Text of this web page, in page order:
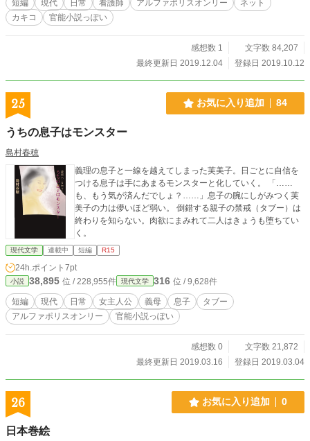
短編 現代 日常 看護師 アルファポリスオンリー
ネット
カキコ
官能小説っぽい
感想数 1
文字数 84,207
最終更新日 2019.12.04
登録日 2019.10.12
25 お気に入り追加 84
うちの息子はモンスター
島村春穂
義理の息子と一線を越えてしまった芙美子。日ごとに自信を
つける息子は手にあまるモンスターと化していく。 「……
も、もう気が済んだでしょ？……」息子の腕にしがみつく芙
美子の力は儚いほど弱い。 倒錯する親子の禁戒（タブー）は
終わりを知らない。肉欲にまみれて二人はきょうも堕ちてい
く。
現代文学 連載中 短編 R15
24h.ポイント 7pt
小説 38,895 位 / 228,955件 現代文学 316 位 / 9,628件
短編 現代 日常 女主人公 義母 息子
タブー
アルファポリスオンリー
官能小説っぽい
感想数 0
文字数 21,872
最終更新日 2019.03.16
登録日 2019.03.04
26 お気に入り追加 0
日本巻絵